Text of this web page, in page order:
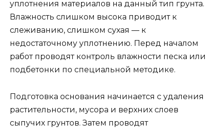
уплотнения материалов на данный тип грунта.
Влажность слишком высока приводит к
слеживанию, слишком сухая — к
недостаточному уплотнению. Перед началом
работ проводят контроль влажности песка или
подбетонки по специальной методике.
Подготовка основания начинается с удаления
растительности, мусора и верхних слоев
сыпучих грунтов. Затем проводят